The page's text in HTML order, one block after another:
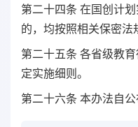
第二十四条 在国创计
的，均按照相关保密法
第二十五条 各省级教
定实施细则。
第二十六条 本办法自公